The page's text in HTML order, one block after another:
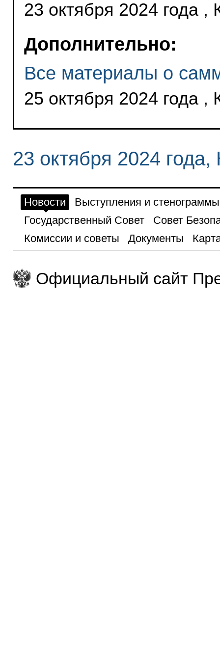
23 октября 2024 года ,
Дополнительно:
Все материалы о
25 октября 2024 года ,
23 октября 2024 года,
Новости
Выступления и стенограммы
Государственный Совет
Совет
Комиссии и советы
Документы
Официальный сайт